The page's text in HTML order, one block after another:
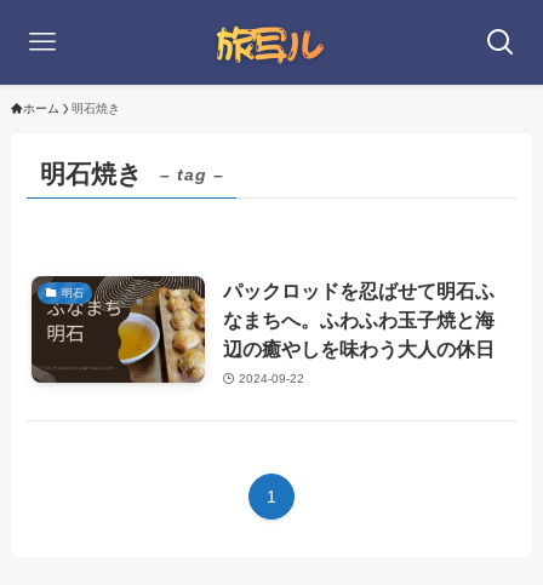
ホーム 明石焼き
明石焼き – tag –
明石
パックロッドを忍ばせて明石ふ
なまちへ。ふわふわ玉子焼と海
辺の癒やしを味わう大人の休日
2024-09-22
1